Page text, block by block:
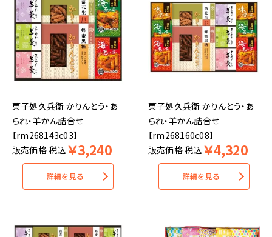
菓子処久兵衛 かりんとう・あ
られ・羊かん詰合せ
【rm268143c03】
販売価格税込 ￥3,240
詳細を見る
菓子処久兵衛 かりんとう・あ
られ・羊かん詰合せ
【rm268160c08】
販売価格税込 ￥4,320
詳細を見る